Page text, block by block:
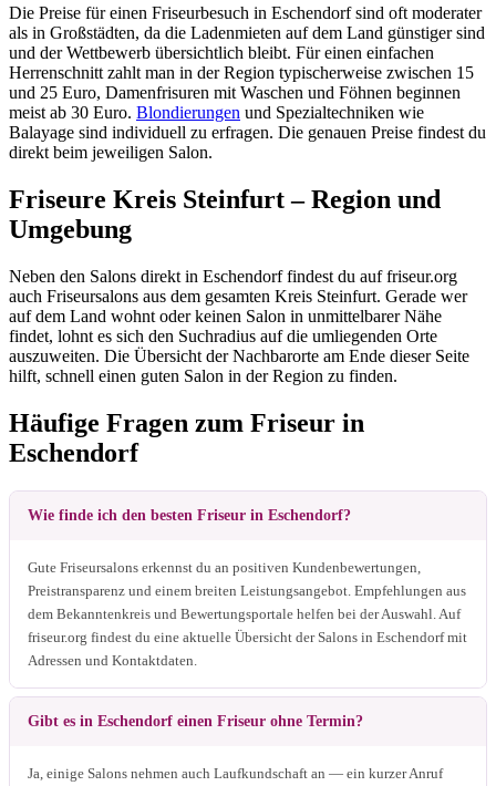
Die Preise für einen Friseurbesuch in Eschendorf sind oft moderater
als in Großstädten, da die Ladenmieten auf dem Land günstiger sind
und der Wettbewerb übersichtlich bleibt. Für einen einfachen
Herrenschnitt zahlt man in der Region typischerweise zwischen 15
und 25 Euro, Damenfrisuren mit Waschen und Föhnen beginnen
meist ab 30 Euro. Blondierungen und Spezialtechniken wie
Balayage sind individuell zu erfragen. Die genauen Preise findest du
direkt beim jeweiligen Salon.
Friseure Kreis Steinfurt – Region und
Umgebung
Neben den Salons direkt in Eschendorf findest du auf friseur.org
auch Friseursalons aus dem gesamten Kreis Steinfurt. Gerade wer
auf dem Land wohnt oder keinen Salon in unmittelbarer Nähe
findet, lohnt es sich den Suchradius auf die umliegenden Orte
auszuweiten. Die Übersicht der Nachbarorte am Ende dieser Seite
hilft, schnell einen guten Salon in der Region zu finden.
Häufige Fragen zum Friseur in
Eschendorf
Wie finde ich den besten Friseur in Eschendorf?
Gute Friseursalons erkennst du an positiven Kundenbewertungen,
Preistransparenz und einem breiten Leistungsangebot. Empfehlungen aus
dem Bekanntenkreis und Bewertungsportale helfen bei der Auswahl. Auf
friseur.org findest du eine aktuelle Übersicht der Salons in Eschendorf mit
Adressen und Kontaktdaten.
Gibt es in Eschendorf einen Friseur ohne Termin?
Ja, einige Salons nehmen auch Laufkundschaft an — ein kurzer Anruf